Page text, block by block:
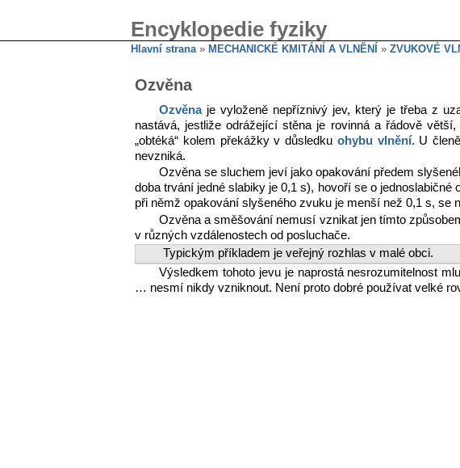
Encyklopedie fyziky
Hlavní strana» MECHANICKÉ KMITÁNÍ A VLNĚNÍ » ZVUKOVÉ
Ozvěna
Ozvěnaje vyloženě nepříznivý jev, který je třeba z
nastává, jestliže odrážející stěna je rovinná a řádově
„obtéká“ kolem překážky v důsledku ohybu vlnění. U
nevzniká.
Ozvěna se sluchem jeví jako opakování předem
doba trvání jedné slabiky je 0,1 s), hovoří se o
při němž opakování slyšeného zvuku je menší než 0,1 s, se
Ozvěna a směšování nemusí vznikat jen tímto
v různých vzdálenostech od posluchače.
Typickým příkladem je veřejný rozhlas v malé obci.
Výsledkem tohoto jevu je naprostá nesrozumitelnost
… nesmí nikdy vzniknout. Není proto dobré používat velké